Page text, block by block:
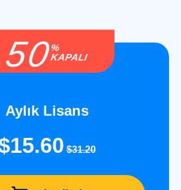
50%
KAPALI
Aylık Lisans
$31.20